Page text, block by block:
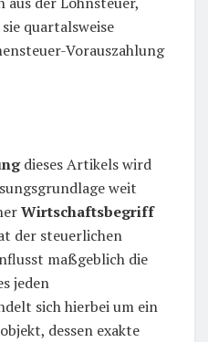
quartalsweise
Vorauszahlung
dieses Artikels wird
weit
Wirtschaftsbegriff
der steuerlichen
maßgeblich die
jeden
sich hierbei um ein
dessen exakte